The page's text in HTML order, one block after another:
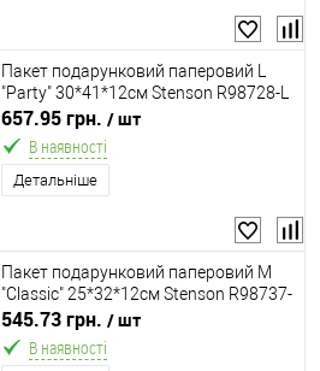
Пакет подарунковий паперовий L
"Party" 30*41*12см Stenson R98728-L
657.95 грн. / шт
В наявності
Детальніше
Пакет подарунковий паперовий M
"Classic" 25*32*12см Stenson R98737-
M
545.73 грн. / шт
В наявності